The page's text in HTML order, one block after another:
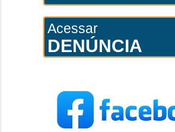
Acessar
DENÚNCIA